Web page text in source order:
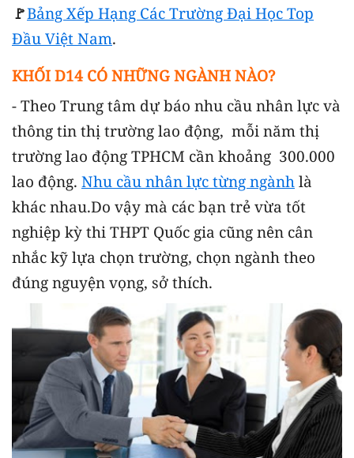
🚩Bảng Xếp Hạng Các Trường Đại Học Top
Đầu Việt Nam.
KHỐI D14 CÓ NHỮNG NGÀNH NÀO?
- Theo Trung tâm dự báo nhu cầu nhân lực và
thông tin thị trường lao động, mỗi năm thị
trường lao động TPHCM cần khoảng 300.000
lao động. Nhu cầu nhân lực từng ngành là
khác nhau.Do vậy mà các bạn trẻ vừa tốt
nghiệp kỳ thi THPT Quốc gia cũng nên cân
nhắc kỹ lựa chọn trường, chọn ngành theo
đúng nguyện vọng, sở thích.